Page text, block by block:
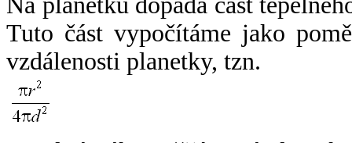
Tuto část vypočítáme jako
vzdálenosti planetky, tzn.